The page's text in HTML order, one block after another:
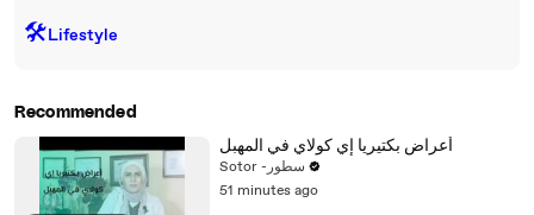
🛠️Lifestyle
Recommended
أعراض بكتيريا إي كولاي في المهبل
Sotor -سطور
51 minutes ago